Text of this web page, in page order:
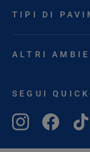
TIPI DI
ALTRI
SEGUI